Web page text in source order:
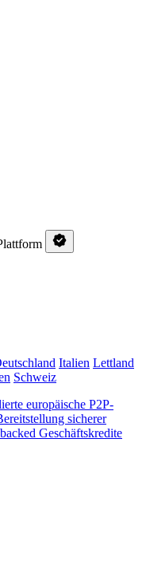
Italien Lettland
Schweiz
europäische P2P-
sicherer
Geschäftskredite